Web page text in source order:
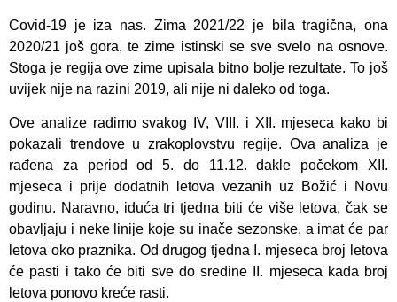
Covid-19 je iza nas. Zima 2021/22 je bila tragična, ona
2020/21 još gora, te zime istinski se sve svelo na osnove.
Stoga je regija ove zime upisala bitno bolje rezultate. To još
uvijek nije na razini 2019, ali nije ni daleko od toga.
Ove analize radimo svakog IV, VIII. i XII. mjeseca kako bi
pokazali trendove u zrakoplovstvu regije. Ova analiza je
rađena za period od 5. do 11.12. dakle počekom XII.
mjeseca i prije dodatnih letova vezanih uz Božić i Novu
godinu. Naravno, iduća tri tjedna biti će više letova, čak se
obavljaju i neke linije koje su inače sezonske, a imat će par
letova oko praznika. Od drugog tjedna I. mjeseca broj letova
će pasti i tako će biti sve do sredine II. mjeseca kada broj
letova ponovo kreće rasti.